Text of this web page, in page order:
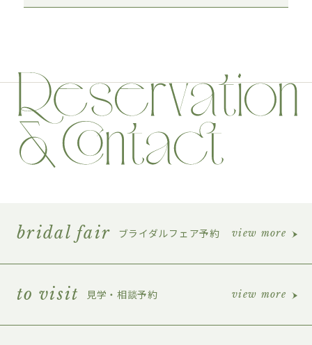
bridal fair ブライダルフェア予約 view more
to visit 見学・相談予約 view more